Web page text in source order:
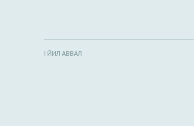
1 ЙИЛ АВВАЛ